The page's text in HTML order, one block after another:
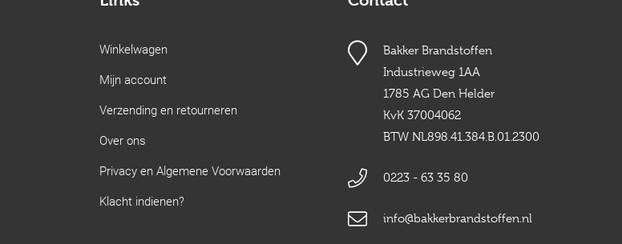
Winkelwagen
Mijn account
Verzending en retourneren
Over ons
Privacy en Algemene Voorwaarden
Klacht indienen?
Bakker Brandstoffen
Industrieweg 1AA
1785 AG Den Helder
KvK 37004062
BTW NL898.41.384.B.01.2300
0223 - 63 35 80
info@bakkerbrandstoffen.nl